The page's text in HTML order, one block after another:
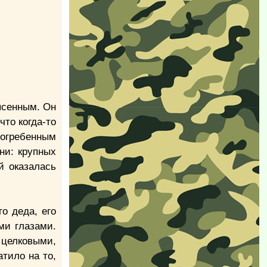
Он
когда-то
крупных
оказалась
деда, его
глазами.
на то,